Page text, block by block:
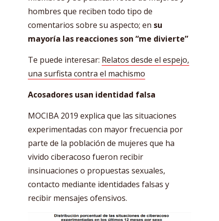
hombres que reciben todo tipo de
comentarios sobre su aspecto; en su
mayoría las reacciones son “me divierte”
Te puede interesar: Relatos desde el espejo,
una surfista contra el machismo
Acosadores usan identidad falsa
MOCIBA 2019 explica que las situaciones
experimentadas con mayor frecuencia por
parte de la población de mujeres que ha
vivido ciberacoso fueron recibir
insinuaciones o propuestas sexuales,
contacto mediante identidades falsas y
recibir mensajes ofensivos.